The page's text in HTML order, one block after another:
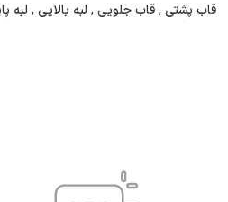
قاب پشتی , قاب جلویی , لبه بالایی , لبه